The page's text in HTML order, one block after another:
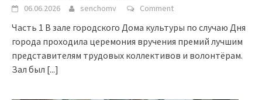
06.06.2026 senchomv Comment
Часть 1 В зале городского Дома культуры по случаю Дня
города проходила церемония вручения премий лучшим
представителям трудовых коллективов и волонтёрам.
Зал был [...]